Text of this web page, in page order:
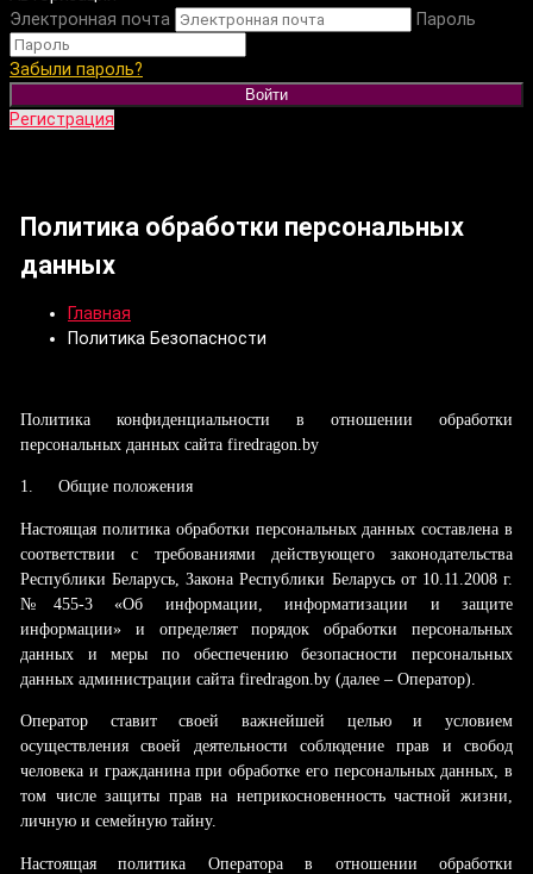
Электронная почта
Пароль
Забыли пароль?
Войти
Регистрация
Политика обработки персональных
данных
Главная
Политика Безопасности
Политика конфиденциальности в отношении обработки
персональных данных сайта firedragon.by
1. Общие положения
Настоящая политика обработки персональных данных составлена в
соответствии с требованиями действующего законодательства
Республики Беларусь, Закона Республики Беларусь от 10.11.2008 г.
№455-3 «Об информации, информатизации и защите
информации» и определяет порядок обработки персональных
данных и меры по обеспечению безопасности персональных
данных администрации сайта firedragon.by (далее – Оператор).
Оператор ставит своей важнейшей целью и условием
осуществления своей деятельности соблюдение прав и свобод
человека и гражданина при обработке его персональных данных, в
том числе защиты прав на неприкосновенность частной жизни,
личную и семейную тайну.
Настоящая политика Оператора в отношении обработки